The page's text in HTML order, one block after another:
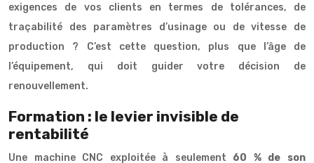
exigences de vos clients en termes de tolérances, de
traçabilité des paramètres d’usinage ou de vitesse de
production ? C’est cette question, plus que l’âge de
l’équipement, qui doit guider votre décision de
renouvellement.
Formation : le levier invisible de
rentabilité
Une machine CNC exploitée à seulement 60 % de son